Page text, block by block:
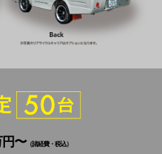
〜（諸経費・税込）